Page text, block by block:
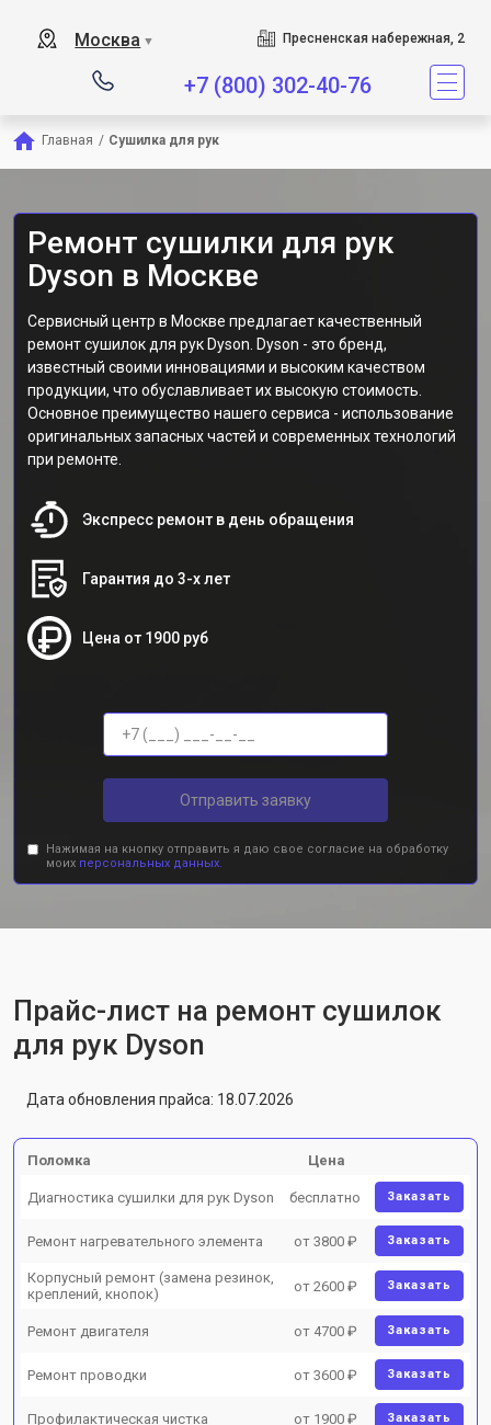
Москва ▼ Пресненская набережная, 2
+7 (800) 302-40-76
Главная / Сушилка для рук
Ремонт сушилки для рук
Dyson в Москве
Сервисный центр в Москве предлагает качественный
ремонт сушилок для рук Dyson. Dyson - это бренд,
известный своими инновациями и высоким качеством
продукции, что обуславливает их высокую стоимость.
Основное преимущество нашего сервиса - использование
оригинальных запасных частей и современных технологий
при ремонте.
Экспресс ремонт в день обращения
Гарантия до 3-х лет
Цена от 1900 руб
Отправить заявку
Нажимая на кнопку отправить я даю свое согласие на обработку
моих персональных данных.
Прайс-лист на ремонт сушилок
для рук Dyson
Дата обновления прайса: 18.07.2026
Поломка Цена
Диагностика сушилки для рук Dyson бесплатно Заказать
Ремонт нагревательного элемента от 3800 ₽ Заказать
Корпусный ремонт (замена резинок,
креплений, кнопок)
от 2600 ₽ Заказать
Ремонт двигателя от 4700 ₽ Заказать
Ремонт проводки от 3600 ₽ Заказать
Профилактическая чистка от 1900 ₽ Заказать